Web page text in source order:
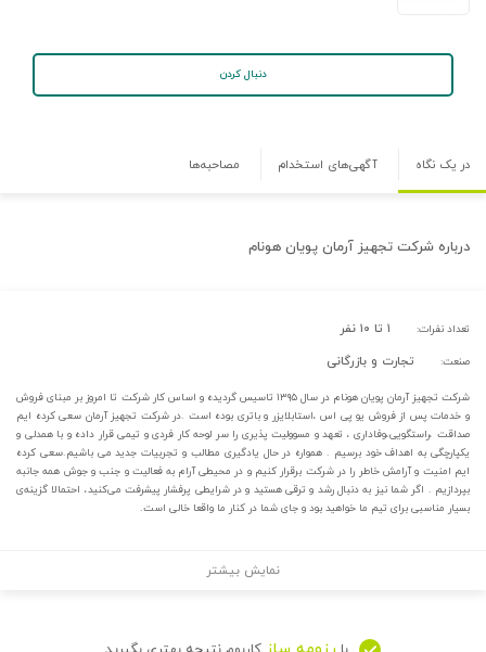
دنبال کردن
در یک نگاه آگهی‌های استخدام مصاحبه‌ها
درباره شرکت تجهیز آرمان پویان هونام
تعداد نفرات: ۱ تا ۱۰ نفر
صنعت: تجارت و بازرگانی
شرکت تجهیز آرمان پویان هونام در سال ۱۳۹۵ تاسیس گردیده و اساس کار شرکت تا امروز بر مبنای فروش
و خدمات پس از فروش یو پی اس ،استابلایزر و باتری بوده است .در شرکت تجهیز آرمان سعی کرده ایم
صداقت ،راستگویی،وفاداری ، تعهد و مسوولیت پذیری را سر لوحه کار فردی و تیمی قرار داده و با همدلی و
یکپارچگی به اهداف خود برسیم . همواره در حال یادگیری مطالب و تجربیات جدید می باشیم.سعی کرده
ایم امنیت و آرامش خاطر را در شرکت برقرار کنیم و در محیطی آرام به فعالیت و جنب و جوش همه جانبه
بپردازیم . اگر شما نیز به دنبال رشد و ترقی هستید و در شرایطی پرفشار پیشرفت می‌کنید، احتمالا گزینه‌ی
بسیار مناسبی برای تیم ما خواهید بود و جای شما در کنار ما واقعا خالی است.
نمایش بیشتر